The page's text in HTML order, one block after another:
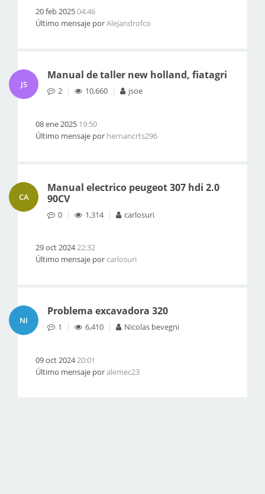
20 feb 202504:46
Último mensaje porAlejandrofco
JS
Manual de taller new holland, fiatagri
2 10,660 jsoe
08 ene 2025 19:50
Último mensaje por hernancrts296
CA
Manual electrico peugeot 307 hdi 2.0
90CV
0 1,314 carlosuri
29 oct 202422:32
Último mensaje porcarlosuri
NI
Problema excavadora 320
1 6,410 Nicolas bevegni
09 oct 202420:01
Último mensaje poralemec23